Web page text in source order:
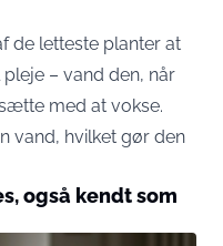
de letteste planter at
– vand den, når
med at vokse.
vand, hvilket gør den
også kendt som